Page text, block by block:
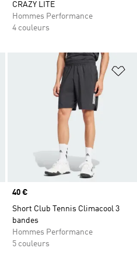
CRAZY LITE
Hommes Performance
4 couleurs
Ajouter à la Liste de produits
Prix
40 €
Short Club Tennis Climacool 3
bandes
Hommes Performance
5 couleurs